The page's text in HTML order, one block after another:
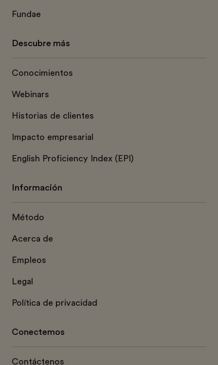
Fundae
Descubre más
Conocimientos
Webinars
Historias de clientes
Impacto empresarial
English Proficiency Index (EPI)
Información
Método
Acerca de
Empleos
Legal
Política de privacidad
Conectemos
Contáctenos